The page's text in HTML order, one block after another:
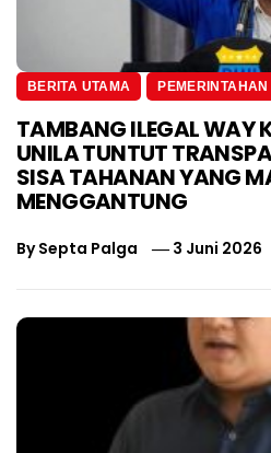
BERITA UTAMA PEMERINTAHAN
TAMBANG ILEGAL WAY
UNILA TUNTUT
SISA TAHANAN YANG
MENGGANTUNG
BySepta Palga 3 Juni 2026